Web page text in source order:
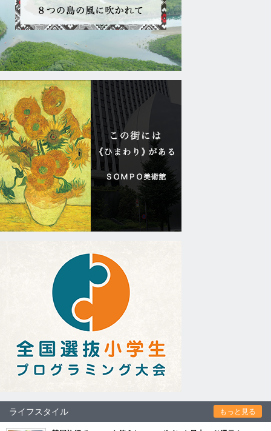
ライフスタイル もっと見る